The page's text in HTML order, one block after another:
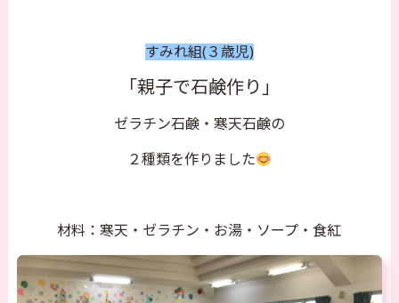
すみれ組(３歳児)
「親子で石鹸作り」
ゼラチン石鹸・寒天石鹸の
２種類を作りました
材料：寒天・ゼラチン・お湯・ソープ・食紅